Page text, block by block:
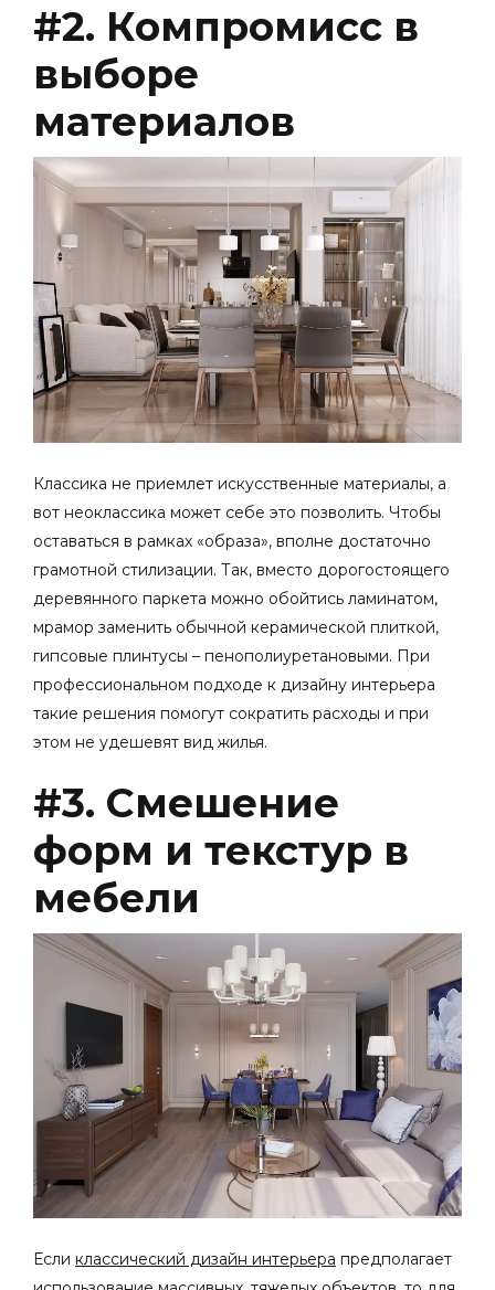
#2. Компромисс в
выборе
материалов
Классика не приемлет искусственные материалы, а
вот неоклассика может себе это позволить. Чтобы
оставаться в рамках «образа», вполне достаточно
грамотной стилизации. Так, вместо дорогостоящего
деревянного паркета можно обойтись ламинатом,
мрамор заменить обычной керамической плиткой,
гипсовые плинтусы – пенополиуретановыми. При
профессиональном подходе к дизайну интерьера
такие решения помогут сократить расходы и при
этом не удешевят вид жилья.
#3. Смешение
форм и текстур в
мебели
Если классический дизайн интерьера предполагает